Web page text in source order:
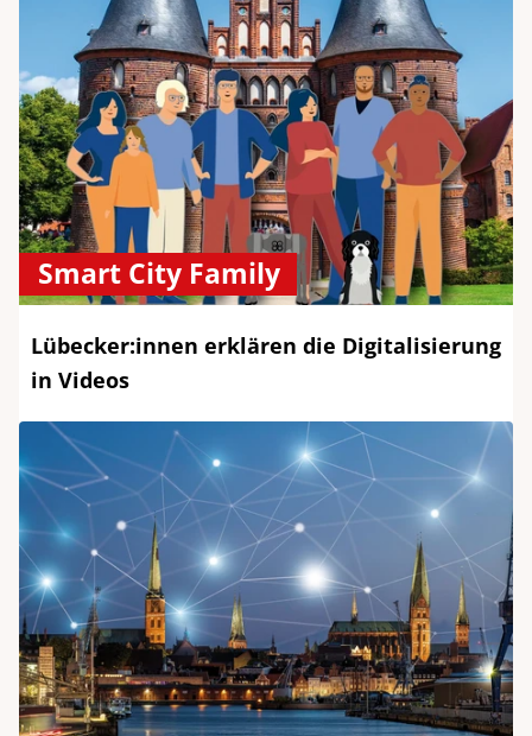
Smart City Family
Lübecker:innen erklären die Digitalisierung
in Videos